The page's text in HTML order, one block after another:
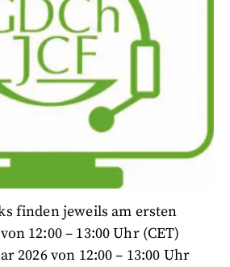
finden jeweils am ersten
12:00 – 13:00 Uhr (CET)
2026 von 12:00 – 13:00 Uhr